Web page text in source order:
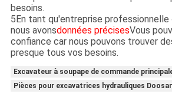
besoins.
5En tant qu'entreprise professionnelle
nous avonsdonnées précisesVous
confiance car nous pouvons trouver
presque tous vos besoins.
Excavateur à soupape de commande
Pièces pour excavatrices hydrauliques